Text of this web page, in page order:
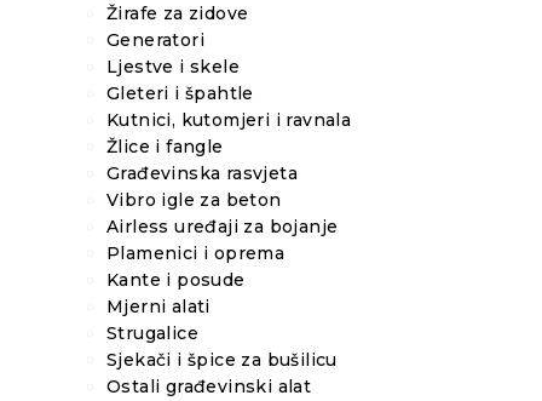
Žirafe za zidove
Generatori
Ljestve i skele
Gleteri i špahtle
Kutnici, kutomjeri i ravnala
Žlice i fangle
Građevinska rasvjeta
Vibro igle za beton
Airless uređaji za bojanje
Plamenici i oprema
Kante i posude
Mjerni alati
Strugalice
Sjekači i špice za bušilicu
Ostali građevinski alat